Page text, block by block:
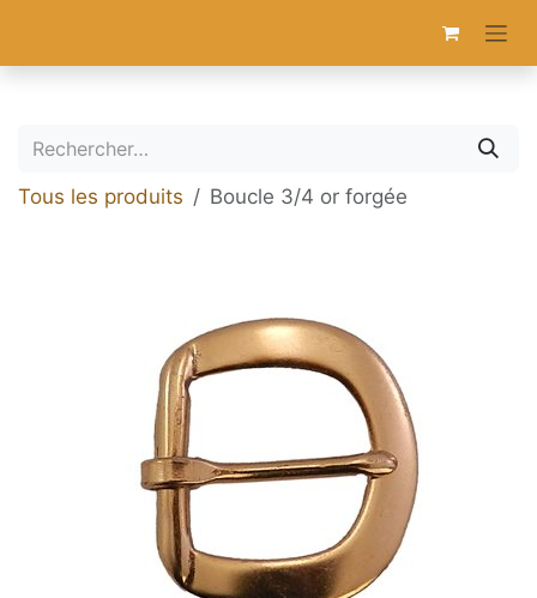
Tous les produits Boucle 3/4 or forgée